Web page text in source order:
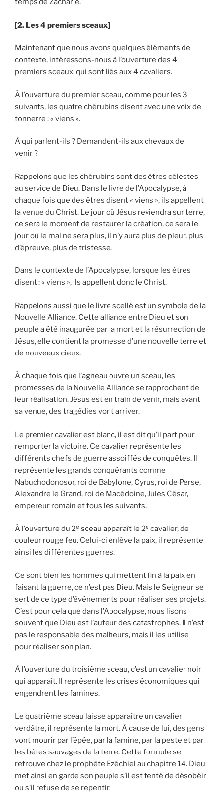
temps de Zacharie.
[2. Les 4 premiers sceaux]
Maintenant que nous avons quelques éléments de
contexte, intéressons-nous à l’ouverture des 4
premiers sceaux, qui sont liés aux 4 cavaliers.
À l’ouverture du premier sceau, comme pour les 3
suivants, les quatre chérubins disent avec une voix de
tonnerre : « viens ».
À qui parlent-ils ? Demandent-ils aux chevaux de
venir ?
Rappelons que les chérubins sont des êtres célestes
au service de Dieu. Dans le livre de l’Apocalypse, à
chaque fois que des êtres disent « viens », ils appellent
la venue du Christ. Le jour où Jésus reviendra sur terre,
ce sera le moment de restaurer la création, ce sera le
jour où le mal ne sera plus, il n’y aura plus de pleur, plus
d’épreuve, plus de tristesse.
Dans le contexte de l’Apocalypse, lorsque les êtres
disent : « viens », ils appellent donc le Christ.
Rappelons aussi que le livre scellé est un symbole de la
Nouvelle Alliance. Cette alliance entre Dieu et son
peuple a été inaugurée par la mort et la résurrection de
Jésus, elle contient la promesse d’une nouvelle terre et
de nouveaux cieux.
À chaque fois que l’agneau ouvre un sceau, les
promesses de la Nouvelle Alliance se rapprochent de
leur réalisation. Jésus est en train de venir, mais avant
sa venue, des tragédies vont arriver.
Le premier cavalier est blanc, il est dit qu’il part pour
remporter la victoire. Ce cavalier représente les
différents chefs de guerre assoiffés de conquêtes. Il
représente les grands conquérants comme
Nabuchodonosor, roi de Babylone, Cyrus, roi de Perse,
Alexandre le Grand, roi de Macédoine, Jules César,
empereur romain et tous les suivants.
À l’ouverture du 2e sceau apparaît le 2e cavalier, de
couleur rouge feu. Celui-ci enlève la paix, il représente
ainsi les différentes guerres.
Ce sont bien les hommes qui mettent fin à la paix en
faisant la guerre, ce n’est pas Dieu. Mais le Seigneur se
sert de ce type d’événements pour réaliser ses projets.
C’est pour cela que dans l’Apocalypse, nous lisons
souvent que Dieu est l’auteur des catastrophes. Il n’est
pas le responsable des malheurs, mais il les utilise
pour réaliser son plan.
À l’ouverture du troisième sceau, c’est un cavalier noir
qui apparaît. Il représente les crises économiques qui
engendrent les famines.
Le quatrième sceau laisse apparaître un cavalier
verdâtre, il représente la mort. À cause de lui, des gens
vont mourir par l’épée, par la famine, par la peste et par
les bêtes sauvages de la terre. Cette formule se
retrouve chez le prophète Ezéchiel au chapitre 14. Dieu
met ainsi en garde son peuple s’il est tenté de désobéir
ou s’il refuse de se repentir.